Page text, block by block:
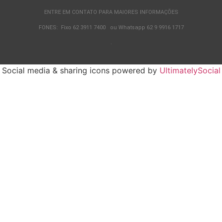
ENTRE EM CONTATO PARA MAIORES INFORMAÇÕES
FONES: Fixo 62 3911 7400 ou Whatsapp 62 9 9916 1717
.
Social media & sharing icons powered by UltimatelySocial